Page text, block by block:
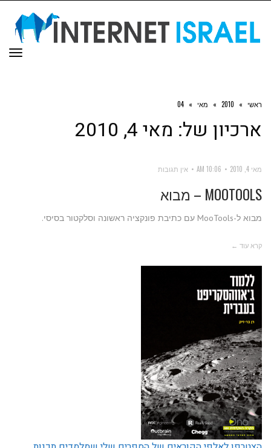
ראשי »
2010
» מאי »
04
ארכיון של: מאי 4, 2010
מאי 4, 2010 10:06 AM אין תגובות
MOOTOOLS – מבוא
מבוא ל-MooTools עם כתיבת פונקציה ראשונה וסלקטור בסיסי.
קרא עוד ←